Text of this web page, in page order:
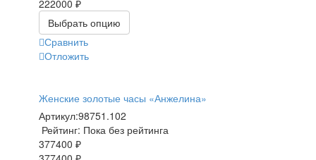
222000 ₽
Выбрать опцию
Сравнить
Отложить
Женские золотые часы «Анжелина»
Артикул:98751.102
Рейтинг: Пока без рейтинга
377400 ₽